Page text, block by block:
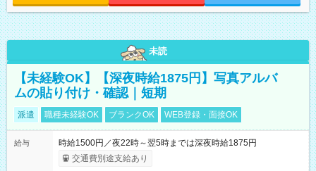
未読
【未経験OK】【深夜時給1875円】写真アルバ
ムの貼り付け・確認｜短期
派遣 職種未経験OK ブランクOK WEB登録・面接OK
給与
時給1500円／夜22時～翌5時までは深夜時給1875円
交通費別途支給あり